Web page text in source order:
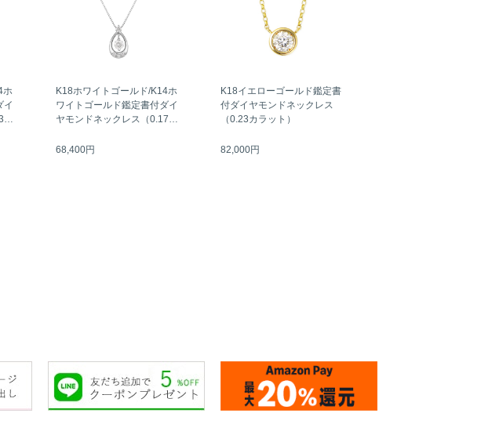
ホ
イ
カ
K18ホワイトゴールド/K14ホ
ワイトゴールド鑑定書付ダイ
ヤモンドネックレス（0.17カ
68,400円
K18イエローゴールド鑑定書
付ダイヤモンドネックレス
（0.23カラット）
82,000円